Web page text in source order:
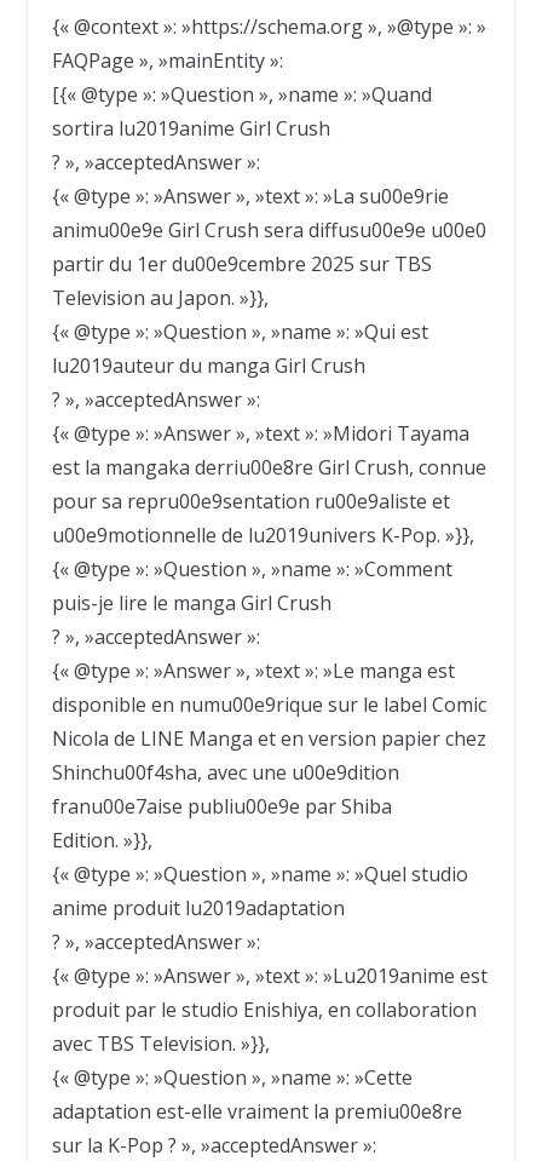
{« @context »: »https://schema.org », »@type »: »
FAQPage », »mainEntity »:
[{« @type »: »Question », »name »: »Quand
sortira lu2019anime Girl Crush
? », »acceptedAnswer »:
{« @type »: »Answer », »text »: »La su00e9rie
animu00e9e Girl Crush sera diffusu00e9e u00e0
partir du 1er du00e9cembre 2025 sur TBS
Television au Japon. »}},
{« @type »: »Question », »name »: »Qui est
lu2019auteur du manga Girl Crush
? », »acceptedAnswer »:
{« @type »: »Answer », »text »: »Midori Tayama
est la mangaka derriu00e8re Girl Crush, connue
pour sa repru00e9sentation ru00e9aliste et
u00e9motionnelle de lu2019univers K-Pop. »}},
{« @type »: »Question », »name »: »Comment
puis-je lire le manga Girl Crush
? », »acceptedAnswer »:
{« @type »: »Answer », »text »: »Le manga est
disponible en numu00e9rique sur le label Comic
Nicola de LINE Manga et en version papier chez
Shinchu00f4sha, avec une u00e9dition
franu00e7aise publiu00e9e par Shiba
Edition. »}},
{« @type »: »Question », »name »: »Quel studio
anime produit lu2019adaptation
? », »acceptedAnswer »:
{« @type »: »Answer », »text »: »Lu2019anime est
produit par le studio Enishiya, en collaboration
avec TBS Television. »}},
{« @type »: »Question », »name »: »Cette
adaptation est-elle vraiment la premiu00e8re
sur la K-Pop ? », »acceptedAnswer »: